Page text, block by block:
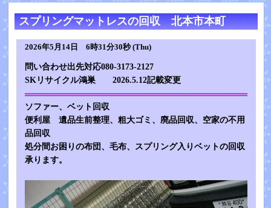
スプリングマットレスの回収 北本市本町
2026年5月14日 6時31分30秒 (Thu)
問い合わせ出先対応080-3173-2127
SKリサイクル鴻巣 2026.5.12記載変更
ソファー、ベット回収
便利屋 遺品生前整理、 粗大ゴミ、廃品回収、空家の不用
品回収
処分間お困りの布団、毛布、スプリング入りベットの回収
承ります。